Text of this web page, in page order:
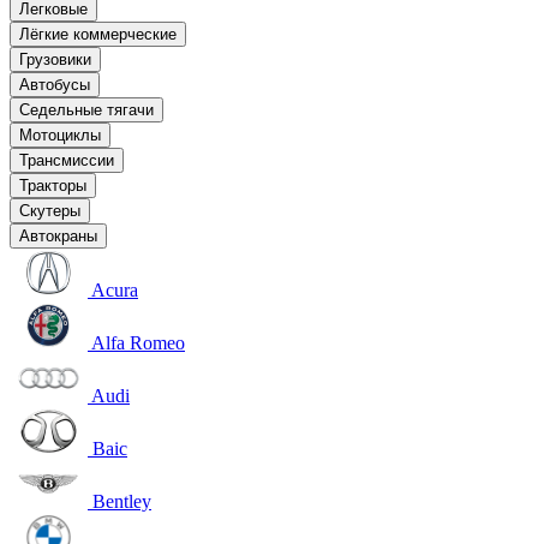
Легковые
Лёгкие коммерческие
Грузовики
Автобусы
Седельные тягачи
Мотоциклы
Трансмиссии
Тракторы
Скутеры
Автокраны
Acura
Alfa Romeo
Audi
Baic
Bentley